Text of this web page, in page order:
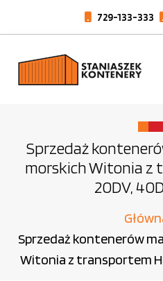
729-133-333
Sprzedaż
morskich Witonia z
20DV,
Sprzedaż kontenerów
Witonia z transportem